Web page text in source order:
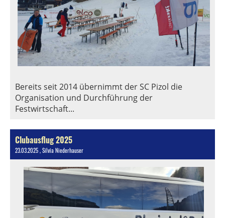
Bereits seit 2014 übernimmt der SC Pizol die
Organisation und Durchführung der
Festwirtschaft...
Clubausflug 2025
23.03.2025, Silvia Niederhauser